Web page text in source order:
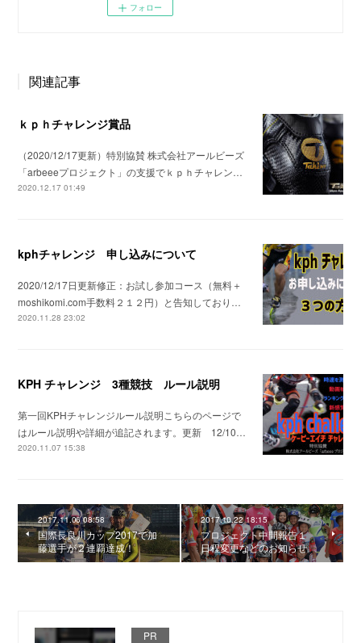
フォロー
関連記事
ｋｐｈチャレンジ賞品
（2020/12/17更新）特別協賛 株式会社アールビーズ
「arbeeeプロジェクト」の支援でｋｐｈチャレン…
2020.12.17 01:49
kphチャレンジ 申し込みについて
2020/12/17日更新修正：お試し参加コース（無料＋
moshikomi.com手数料２１２円）と告知しており…
2020.11.28 23:02
KPH チャレンジ 3種競技 ルール説明
第一回KPHチャレンジルール説明こちらのページで
はルール説明や詳細が追記されます。更新 12/10…
2020.11.07 15:38
2017.11.06 08:58
国際長良川カップ2017で加
藤選手が２連覇達成！
2017.10.22 18:15
プロジェクト中間報告１
日程変更などのお知らせ
PR